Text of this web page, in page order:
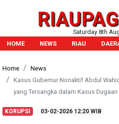
Saturday 8th
HOME
NEWS RIAU
Home
News
Kasus Gubernur Nonaktif Abdul
yang Tersangka dalam Kasus Dugaan
KORUPSI 03-02-2026 12:20 WIB